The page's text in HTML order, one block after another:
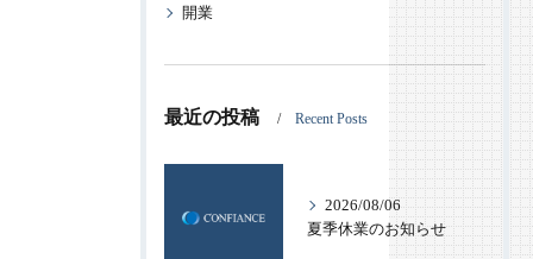
開業
最近の投稿 Recent Posts
2026/08/06
夏季休業のお知らせ